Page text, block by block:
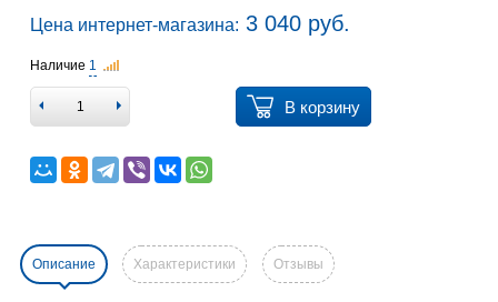
Цена интернет-магазина: 3 040 руб.
Наличие 1
В корзину
Описание Характеристики Отзывы